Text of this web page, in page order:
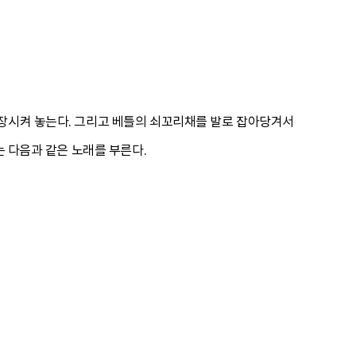
켜 놓는다. 그리고 베틀의 쇠꼬리채를 발로 잡아당겨서
다음과 같은 노래를 부른다.